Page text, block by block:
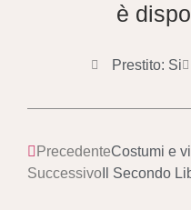
è
Prestito: Si
PrecedenteCostumi e
Successivo Il Secondo